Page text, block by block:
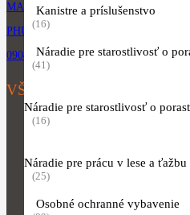
Kanistre a príslušenstvo
(16)
Náradie pre starostlivosť o
(41)
Náradie pre starostlivosť o
(16)
Náradie pre prácu v lese a ťažbu
(25)
Osobné ochranné vybavenie
MARTINA RÁZUSA 1134, 010 01
PHUJIK@GMAIL.COM
0904 954 064
VŠETKY KATEGÓRIE
Motorové píly
Akumulátorové, elektrické a
Náradie pre starostlivosť o